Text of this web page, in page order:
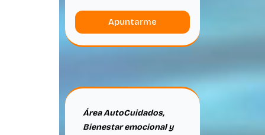
Apuntarme
Área AutoCuidados,
Bienestar emocional y